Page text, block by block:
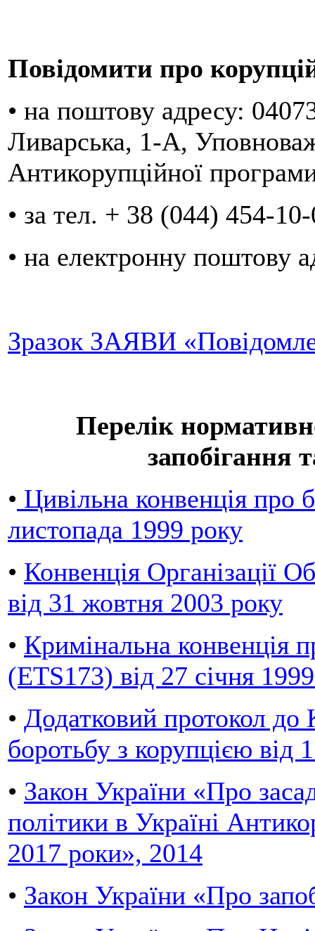
Повідомити про
• на поштову адресу:
Ливарська, 1-А,
Антикорупційної
• за тел. + 38 (044) 454-
• на електронну поштову
Зразок ЗАЯВИ
Перелік
запобігання
• Цивільна конвенція про
листопада 1999 року
• Конвенція Організації
від 31 жовтня 2003 року
• Кримінальна конвенція
(ETS173) від 27 січня
• Додатковий протокол до
боротьбу з корупцією
• Закон України «Про
політики в Україні
2017 роки», 2014
• Закон України «Про